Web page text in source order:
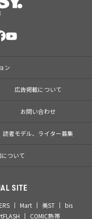
ン
広告掲載について
お問い合わせ
読者モデル、ライター募集
ついて
SITE
Mart 美ST
bis
COMIC熱帯